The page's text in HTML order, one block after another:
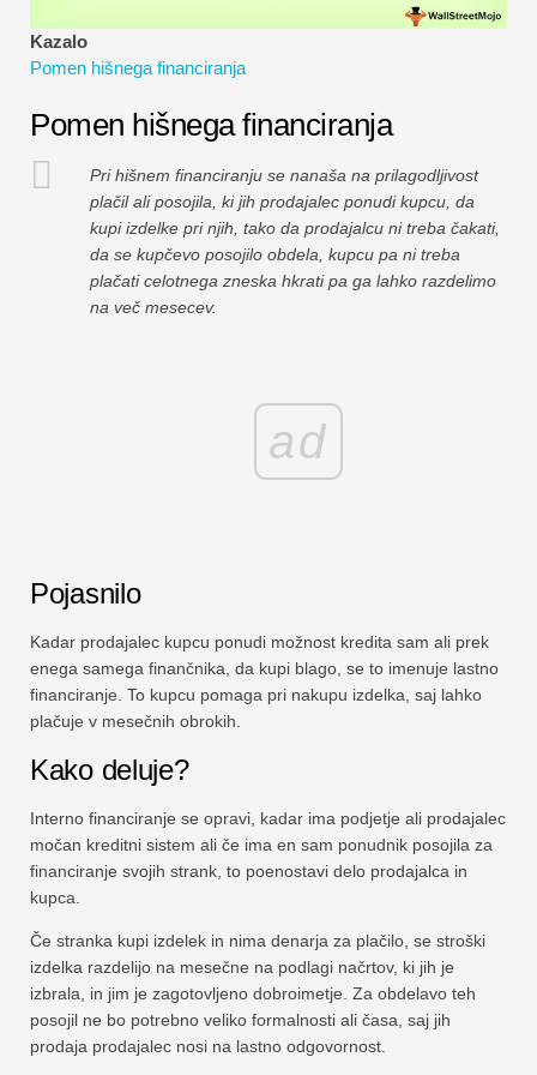
Polna oblika
Vadnice za obvladovanje tveganj
Kazalo
Pomen hišnega financiranja
Pomen hišnega financiranja
Pri hišnem financiranju se nanaša na prilagodljivost
plačil ali posojila, ki jih prodajalec ponudi kupcu, da
kupi izdelke pri njih, tako da prodajalcu ni treba čakati,
da se kupčevo posojilo obdela, kupcu pa ni treba
plačati celotnega zneska hkrati pa ga lahko razdelimo
na več mesecev.
ad
Pojasnilo
Kadar prodajalec kupcu ponudi možnost kredita sam ali prek
enega samega finančnika, da kupi blago, se to imenuje lastno
financiranje. To kupcu pomaga pri nakupu izdelka, saj lahko
plačuje v mesečnih obrokih.
Kako deluje?
Interno financiranje se opravi, kadar ima podjetje ali prodajalec
močan kreditni sistem ali če ima en sam ponudnik posojila za
financiranje svojih strank, to poenostavi delo prodajalca in
kupca.
Če stranka kupi izdelek in nima denarja za plačilo, se stroški
izdelka razdelijo na mesečne na podlagi načrtov, ki jih je
izbrala, in jim je zagotovljeno dobroimetje. Za obdelavo teh
posojil ne bo potrebno veliko formalnosti ali časa, saj jih
prodaja prodajalec nosi na lastno odgovornost.